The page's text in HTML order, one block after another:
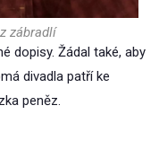
zábradlí
dopisy. Žádal také, aby
divadla patří ke
peněz.